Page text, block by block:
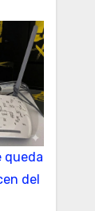
queda
del